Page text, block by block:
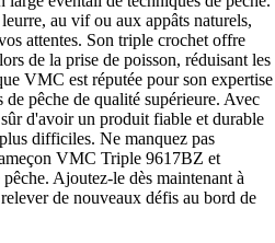
au vif ou aux appâts naturels,
attentes. Son triple crochet offre
de la prise de poisson, réduisant les
VMC est réputée pour son expertise
pêche de qualité supérieure. Avec
d'avoir un produit fiable et durable
difficiles. Ne manquez pas
VMC Triple 9617BZ et
Ajoutez-le dès maintenant à
de nouveaux défis au bord de